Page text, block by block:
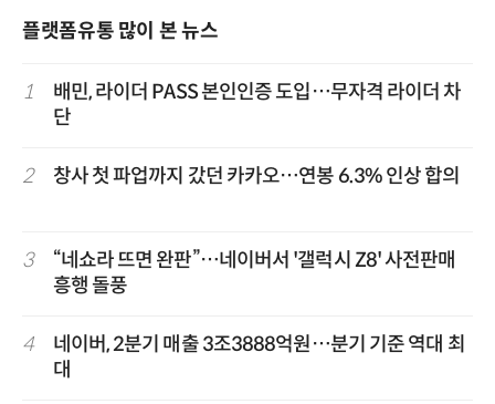
플랫폼유통 많이 본 뉴스
1
배민, 라이더 PASS 본인인증 도입…무자격 라이더 차
단
2 창사 첫 파업까지 갔던 카카오…연봉 6.3% 인상 합의
3
“네쇼라 뜨면 완판”…네이버서 '갤럭시 Z8' 사전판매
흥행 돌풍
4
네이버, 2분기 매출 3조3888억원…분기 기준 역대 최
대